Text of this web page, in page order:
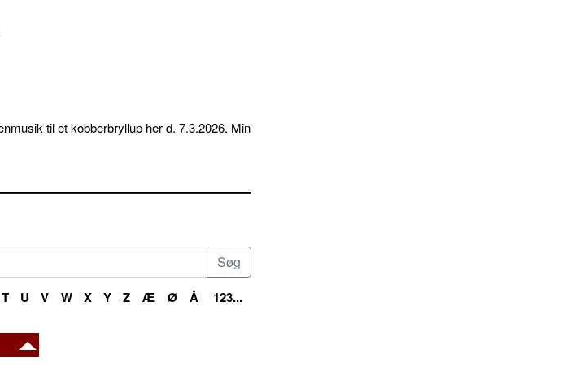
til et kobberbryllup her d. 7.3.2026. Min
T U V W X Y Z Æ Ø Å 123...